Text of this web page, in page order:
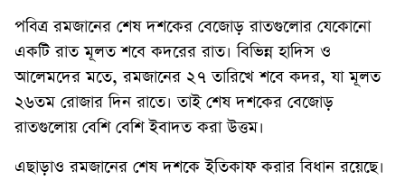
পবিত্র রমজানের শেষ দশকের বেজোড় রাতগুলোর যেকোনো
একটি রাত মূলত শবে কদরের রাত। বিভিন্ন হাদিস ও
আলেমদের মতে, রমজানের ২৭ তারিখে শবে কদর, যা মূলত
২৬তম রোজার দিন রাতে। তাই শেষ দশকের বেজোড়
রাতগুলোয় বেশি বেশি ইবাদত করা উত্তম।
এছাড়াও রমজানের শেষ দশকে ইতিকাফ করার বিধান রয়েছে।